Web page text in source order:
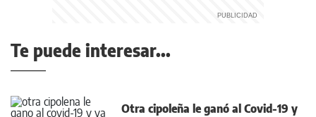
Te puede interesar...
Otra cipoleña le ganó al Covid-19 y